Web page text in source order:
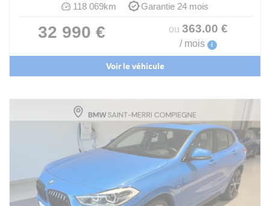
118 069km
Garantie 24 mois
32 990 € ou 363.00 €
/ mois i
Voir le véhicule